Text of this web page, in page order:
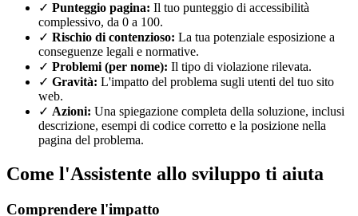
✓ Punteggio pagina: Il tuo punteggio di accessibilità
complessivo, da 0 a 100.
✓ Rischio di contenzioso: La tua potenziale esposizione a
conseguenze legali e normative.
✓ Problemi (per nome): Il tipo di violazione rilevata.
✓ Gravità: L'impatto del problema sugli utenti del tuo sito
web.
✓ Azioni: Una spiegazione completa della soluzione, inclusi
descrizione, esempi di codice corretto e la posizione nella
pagina del problema.
Come l'Assistente allo sviluppo ti aiuta
Comprendere l'impatto